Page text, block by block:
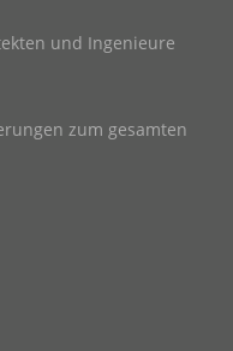
und Ingenieure
zum gesamten